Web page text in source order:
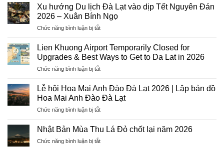
Vụ
Visa
Trọn
Gói
–
Hướng
Tourist:
Tín,
Chuyên
Tỷ
Đậu
Cao
Xu hướng Du lịch Đà Lạt vào dịp Tết Nguyên Đán
2026 – Xuân Bính Ngọ
Chức năng bình luận bị tắtở
hướng
Du
lịch
Đà
vào
dịp
Nguyên
2026
Lien Khuong Airport Temporarily Closed for
Upgrades & Best Ways to Get to Da Lat in 2026
Chức năng bình luận bị tắtở
Khuong
Airport
Temporarily
Closed
Upgrades
Best
Lễ hội Hoa Mai Anh Đào Đà Lạt 2026 | Lập bản đồ
Hoa Mai Anh Đào Đà Lạt
Chức năng bình luận bị tắtở
hội
Mai
Nhật Bản Mùa Thu Lá Đỏ chốt lại năm 2026
Chức năng bình luận bị tắtở